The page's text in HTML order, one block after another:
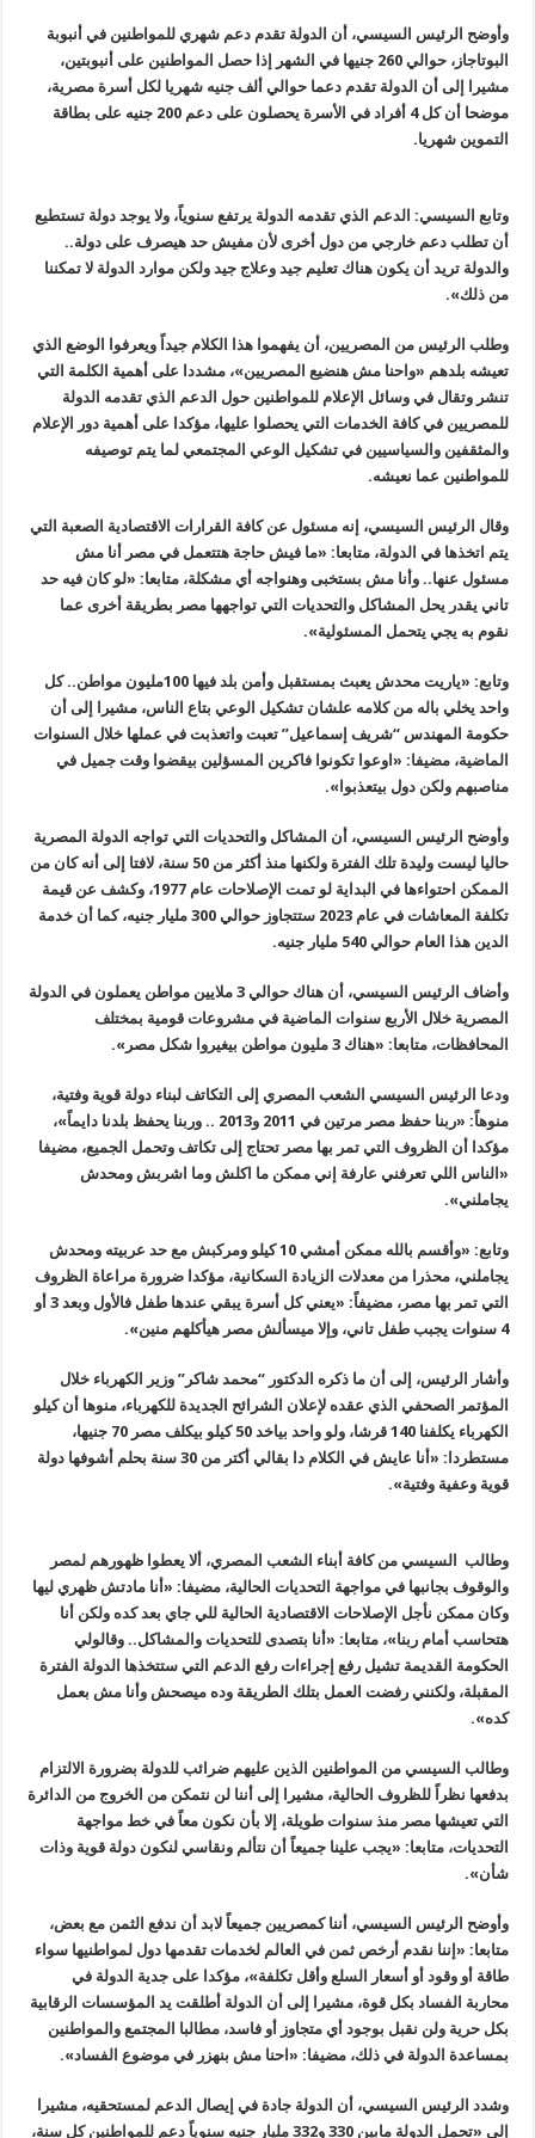
وأوضح الرئيس السيسي، أن الدولة تقدم دعم شهري للمواطنين في أنبوبة
البوتاجاز، حوالي 260 جنيها في الشهر إذا حصل المواطنين على أنبوبتين،
مشيرا إلى أن الدولة تقدم دعما حوالي ألف جنيه شهريا لكل أسرة مصرية،
موضحا أن كل 4 أفراد في الأسرة يحصلون على دعم 200 جنيه على بطاقة
التموين شهريا.
وتابع السيسي: الدعم الذي تقدمه الدولة يرتفع سنوياً، ولا يوجد دولة تستطيع
أن تطلب دعم خارجي من دول أخرى لأن مفيش حد هيصرف على دولة..
والدولة تريد أن يكون هناك تعليم جيد وعلاج جيد ولكن موارد الدولة لا تمكننا
من ذلك».
وطلب الرئيس من المصريين، أن يفهموا هذا الكلام جيداً ويعرفوا الوضع الذي
تعيشه بلدهم «واحنا مش هنضيع المصريين»، مشددا على أهمية الكلمة التي
تنشر وتقال في وسائل الإعلام للمواطنين حول الدعم الذي تقدمه الدولة
للمصريين في كافة الخدمات التي يحصلوا عليها، مؤكدا على أهمية دور الإعلام
والمثقفين والسياسيين في تشكيل الوعي المجتمعي لما يتم توصيفه
للمواطنين عما نعيشه.
وقال الرئيس السيسي، إنه مسئول عن كافة القرارات الاقتصادية الصعبة التي
يتم اتخذها في الدولة، متابعا: «ما فيش حاجة هتتعمل في مصر أنا مش
مسئول عنها.. وأنا مش بستخبى وهنواجه أي مشكلة، متابعا: «لو كان فيه حد
تاني يقدر يحل المشاكل والتحديات التي تواجهها مصر بطريقة أخرى عما
نقوم به يجي يتحمل المسئولية».
وتابع: «ياريت محدش يعبث بمستقبل وأمن بلد فيها 100مليون مواطن.. كل
واحد يخلي باله من كلامه علشان تشكيل الوعي بتاع الناس، مشيرا إلى أن
حكومة المهندس “شريف إسماعيل” تعبت واتعذبت في عملها خلال السنوات
الماضية، مضيفا: «اوعوا تكونوا فاكرين المسؤلين بيقضوا وقت جميل في
مناصبهم ولكن دول بيتعذبوا».
وأوضح الرئيس السيسي، أن المشاكل والتحديات التي تواجه الدولة المصرية
حاليا ليست وليدة تلك الفترة ولكنها منذ أكثر من 50 سنة، لافتا إلى أنه كان من
الممكن احتواءها في البداية لو تمت الإصلاحات عام 1977، وكشف عن قيمة
تكلفة المعاشات في عام 2023 ستتجاوز حوالي 300 مليار جنيه، كما أن خدمة
الدين هذا العام حوالي 540 مليار جنيه.
وأضاف الرئيس السيسي، أن هناك حوالي 3 ملايين مواطن يعملون في الدولة
المصرية خلال الأربع سنوات الماضية في مشروعات قومية بمختلف
المحافظات، متابعا: «هناك 3 مليون مواطن بيغيروا شكل مصر».
ودعا الرئيس السيسي الشعب المصري إلى التكاتف لبناء دولة قوية وفتية،
منوهاً: «ربنا حفظ مصر مرتين في 2011 و2013 .. وربنا يحفظ بلدنا دايماً»،
مؤكدا أن الظروف التي تمر بها مصر تحتاج إلى تكاتف وتحمل الجميع، مضيفا
«الناس اللي تعرفني عارفة إني ممكن ما اكلش وما اشربش ومحدش
يجاملني».
وتابع: «وأقسم بالله ممكن أمشي 10 كيلو ومركبش مع حد عربيته ومحدش
يجاملني، محذرا من معدلات الزيادة السكانية، مؤكدا ضرورة مراعاة الظروف
التي تمر بها مصر، مضيفاً: «يعني كل أسرة يبقي عندها طفل فالأول وبعد 3 أو
4 سنوات يجبب طفل تاني، وإلا ميسألش مصر هيأكلهم منين».
وأشار الرئيس، إلى أن ما ذكره الدكتور “محمد شاكر” وزير الكهرباء خلال
المؤتمر الصحفي الذي عقده لإعلان الشرائح الجديدة للكهرباء، منوها أن كيلو
الكهرباء يكلفنا 140 قرشا، ولو واحد بياخد 50 كيلو بيكلف مصر 70 جنيها،
مستطردا: «أنا عايش في الكلام دا بقالي أكتر من 30 سنة بحلم أشوفها دولة
قوية وعفية وفتية».
وطالب السيسي من كافة أبناء الشعب المصري، ألا يعطوا ظهورهم لمصر
والوقوف بجانبها في مواجهة التحديات الحالية، مضيفا: «أنا مادتش ظهري ليها
وكان ممكن نأجل الإصلاحات الاقتصادية الحالية للي جاي بعد كده ولكن أنا
هتحاسب أمام ربنا»، متابعا: «أنا بتصدى للتحديات والمشاكل.. وقالولي
الحكومة القديمة تشيل رفع إجراءات رفع الدعم التي ستتخذها الدولة الفترة
المقبلة، ولكنني رفضت العمل بتلك الطريقة وده ميصحش وأنا مش بعمل
كده».
وطالب السيسي من المواطنين الذين عليهم ضرائب للدولة بضرورة الالتزام
بدفعها نظراً للظروف الحالية، مشيرا إلى أننا لن نتمكن من الخروج من الدائرة
التي تعيشها مصر منذ سنوات طويلة، إلا بأن نكون معاً في خط مواجهة
التحديات، متابعا: «يجب علينا جميعاً أن نتألم ونقاسي لنكون دولة قوية وذات
شأن».
وأوضح الرئيس السيسي، أننا كمصريين جميعاً لابد أن ندفع الثمن مع بعض،
متابعا: «إننا نقدم أرخص ثمن في العالم لخدمات تقدمها دول لمواطنيها سواء
طاقة أو وقود أو أسعار السلع وأقل تكلفة»، مؤكدا على جدية الدولة في
محاربة الفساد بكل قوة، مشيرا إلى أن الدولة أطلقت يد المؤسسات الرقابية
بكل حرية ولن نقبل بوجود أي متجاوز أو فاسد، مطالبا المجتمع والمواطنين
بمساعدة الدولة في ذلك، مضيفا: «احنا مش بنهزر في موضوع الفساد».
وشدد الرئيس السيسي، أن الدولة جادة في إيصال الدعم لمستحقيه، مشيرا
إلى «تحمل الدولة مابين 330 و332 مليار جنيه سنوياً دعم للمواطنين كل سنة،